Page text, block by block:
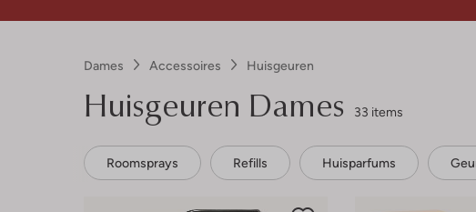
Dames Accessoires Huisgeuren
Huisgeuren Dames 33 items
Roomsprays Refills Huisparfums